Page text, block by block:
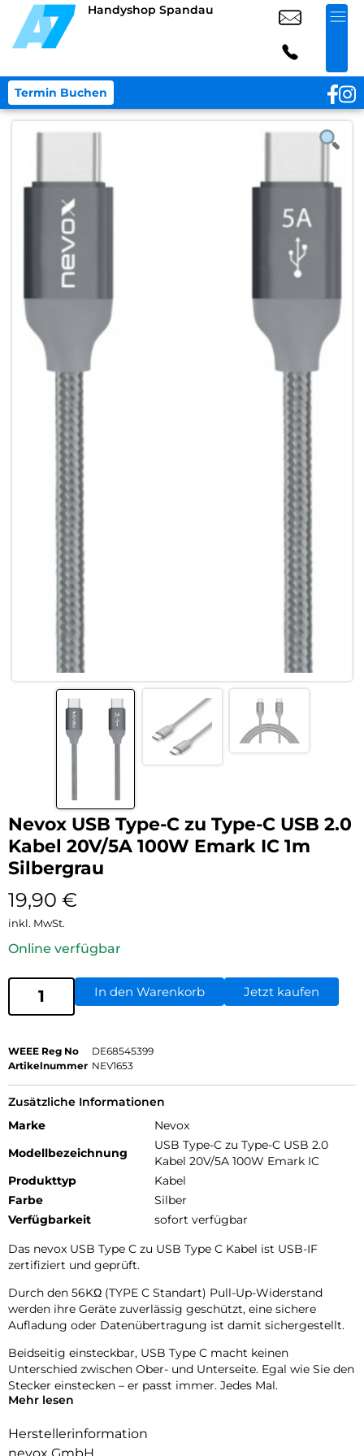
Handyshop Spandau
Termin Buchen
Nevox USB Type-C zu Type-C USB 2.0
Kabel 20V/5A 100W Emark IC 1m
Silbergrau
19,90 €
inkl. MwSt.
Online verfügbar
In den Warenkorb Jetzt kaufen
WEEE Reg No
DE68545399
Artikelnummer NEV1653
Zusätzliche Informationen
Marke
Nevox
Modellbezeichnung
USB Type-C zu Type-C USB 2.0
Kabel 20V/5A 100W Emark IC
Produkttyp
Kabel
Farbe
Silber
Verfügbarkeit
sofort verfügbar
Das nevox USB Type C zu USB Type C Kabel ist USB-IF
zertifiziert und geprüft.
Durch den 56KΩ (TYPE C Standart) Pull-Up-Widerstand
werden ihre Geräte zuverlässig geschützt, eine sichere
Aufladung oder Datenübertragung ist damit sichergestellt.
Beidseitig einsteckbar, USB Type C macht keinen
Unterschied zwischen Ober- und Unterseite. Egal wie Sie den
Stecker einstecken – er passt immer. Jedes Mal.
einem Stück gefertigt. Somit hat dieser keine Faltkanten
und ist damit langlebiger und robuster.
Mehr lesen
Herstellerinformation